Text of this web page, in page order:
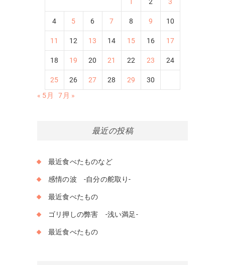
2 3
4 5 6 7 8 9 10
11 12 13 14 15 16 17
18 19 20 21 22 23 24
25 26 27 28 29
30
« 5月
7月 »
最近の投稿
最近食べたものなど
感情の波 -自分の舵取り-
最近食べたもの
ゴリ押しの弊害 -浅い満足-
最近食べたもの